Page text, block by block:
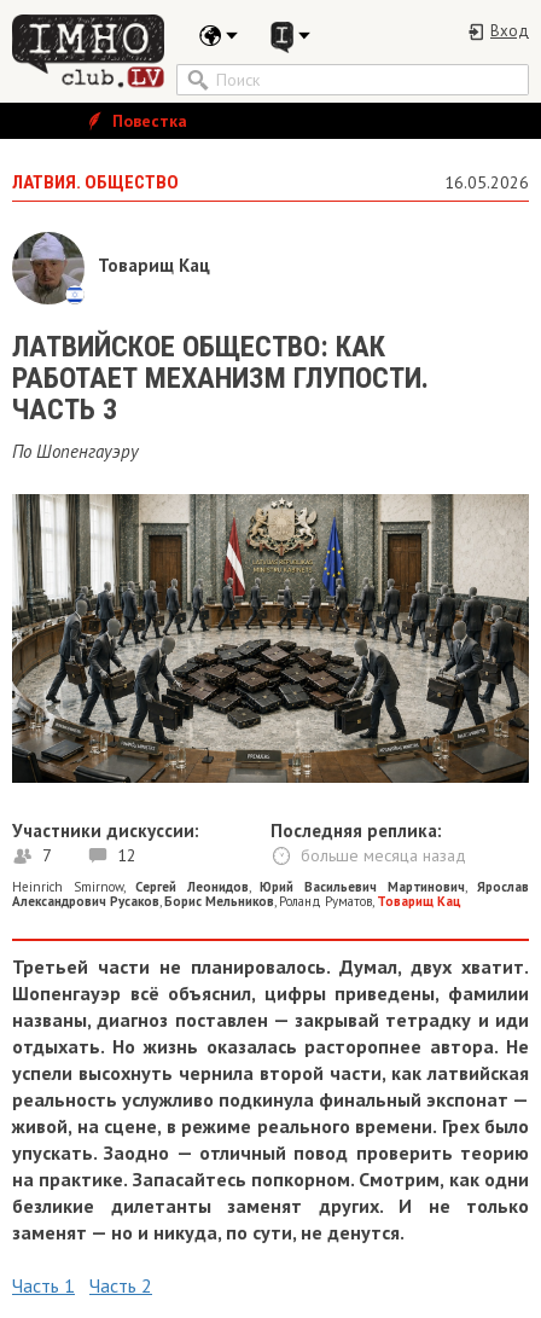
Вход
Повестка
ЛАТВИЯ. ОБЩЕСТВО 16.05.2026
Товарищ Кац
ЛАТВИЙСКОЕ ОБЩЕСТВО: КАК
РАБОТАЕТ МЕХАНИЗМ ГЛУПОСТИ.
ЧАСТЬ 3
По Шопенгауэру
Участники дискуссии:
7 12
Последняя реплика:
больше месяца назад
Heinrich Smirnow, Сергей Леонидов,Юрий Васильевич Мартинович,Ярослав
Александрович Русаков,Борис Мельников, Роланд Руматов, Товарищ Кац
Третьей части не планировалось. Думал, двух хватит.
Шопенгауэр всё объяснил, цифры приведены, фамилии
названы, диагноз поставлен — закрывай тетрадку и иди
отдыхать. Но жизнь оказалась расторопнее автора. Не
успели высохнуть чернила второй части, как латвийская
реальность услужливо подкинула финальный экспонат —
живой, на сцене, в режиме реального времени. Грех было
упускать. Заодно — отличный повод проверить теорию
на практике. Запасайтесь попкорном. Смотрим, как одни
безликие дилетанты заменят других. И не только
заменят — но и никуда, по сути, не денутся.
Часть 1 Часть 2